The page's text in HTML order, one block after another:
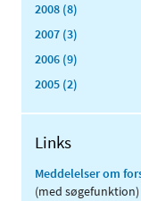
2008 (8)
2007 (3)
2006 (9)
2005 (2)
Links
Meddelelser om
(med søgefunktion)